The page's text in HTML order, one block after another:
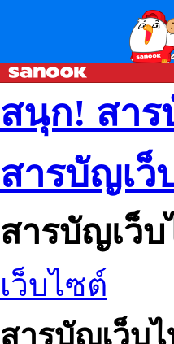
สนุก! สาร
สารบัญเ
สารบัญเว็บ
เว็บไซต์
สารบัญเว็บ